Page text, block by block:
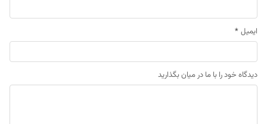
ایمیل *
دیدگاه خود را با ما در میان بگذارید